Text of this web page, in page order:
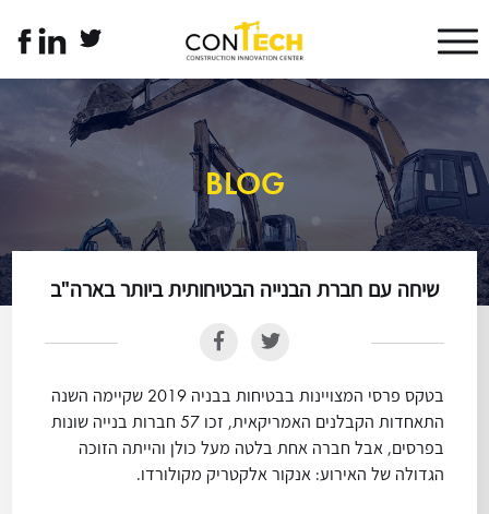
לעמוד
עברית
linkedintwitter
BLOG
שיחה עם חברת הבנייה הבטיחותית ביותר בארה"ב
בטקס פרסי המצויינות בבטיחות בבניה 2019 שקיימה השנה
התאחדות הקבלנים האמריקאית, זכו 57 חברות בנייה שונות
בפרסים, אבל חברה אחת בלטה מעל כולן והייתה הזוכה
הגדולה של האירוע: אנקור אלקטריק מקולורדו.